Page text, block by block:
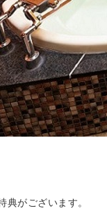
典がございます。